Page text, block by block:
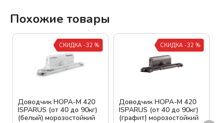
Похожие товары
СКИДКА -32 %
Доводчик НОРА-М 420
ISPARUS (от 40 до 90кг)
(белый) морозостойкий
СКИДКА -32 %
Доводчик НОРА-М 420
ISPARUS (от 40 до 90кг)
(графит) морозостойкий